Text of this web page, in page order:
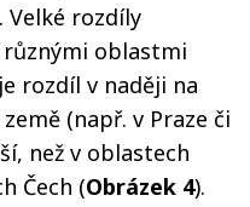
Velké rozdíly
oblastmi
rozdíl v naději na
(např. v Praze či
než v oblastech
Čech (Obrázek 4).